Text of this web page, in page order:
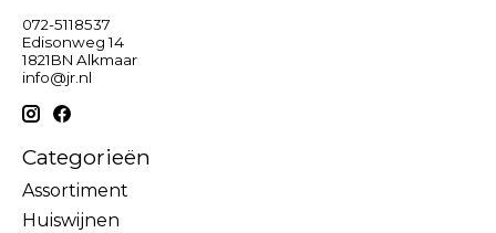
072-5118537
Edisonweg 14
1821BN Alkmaar
info@jr.nl
Categorieën
Assortiment
Huiswijnen